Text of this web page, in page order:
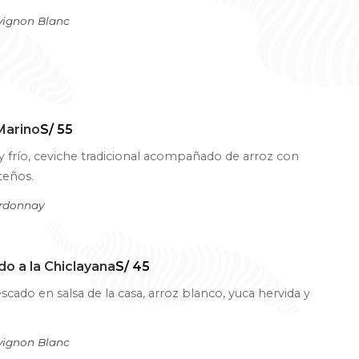
Blanc
S/ 55
frío, ceviche tradicional acompañado de arroz con
a la ChiclayanaS/ 45
en salsa de la casa, arroz blanco, yuca hervida y
Blanc